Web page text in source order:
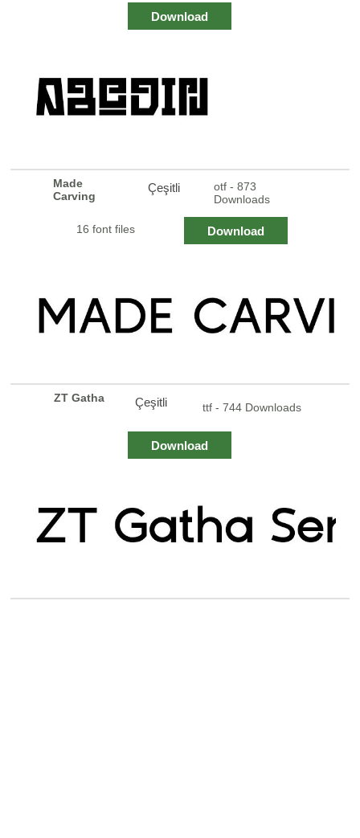
Download
Made
Carving
Çeşitli
otf - 873
Downloads
16 font files Download
ZT Gatha Çeşitli ttf - 744 Downloads
Download